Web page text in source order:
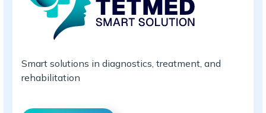
Smart solutions in diagnostics, treatment, and
rehabilitation